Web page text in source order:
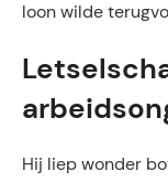
loon wilde
Hij liep wonder